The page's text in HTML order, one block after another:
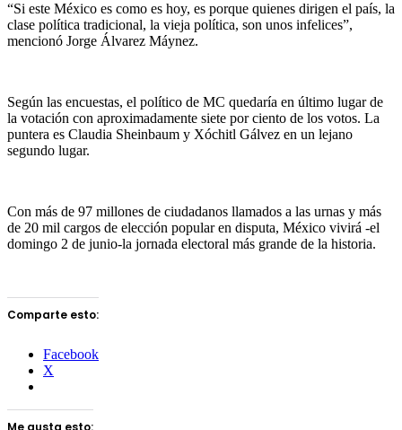
“Si este México es como es hoy, es porque quienes dirigen el país, la
clase política tradicional, la vieja política, son unos infelices”,
mencionó Jorge Álvarez Máynez.
Según las encuestas, el político de MC quedaría en último lugar de
la votación con aproximadamente siete por ciento de los votos. La
puntera es Claudia Sheinbaum y Xóchitl Gálvez en un lejano
segundo lugar.
Con más de 97 millones de ciudadanos llamados a las urnas y más
de 20 mil cargos de elección popular en disputa, México vivirá -el
domingo 2 de junio-la jornada electoral más grande de la historia.
Comparte esto:
Facebook
X